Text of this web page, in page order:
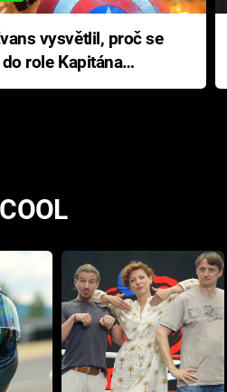
vysvětlil, proč se
role Kapitána